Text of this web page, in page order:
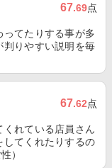
67.69点
てたりする事が多
判りやすい説明を毎
67.62点
くれている店員さん
してくれたりするの
）